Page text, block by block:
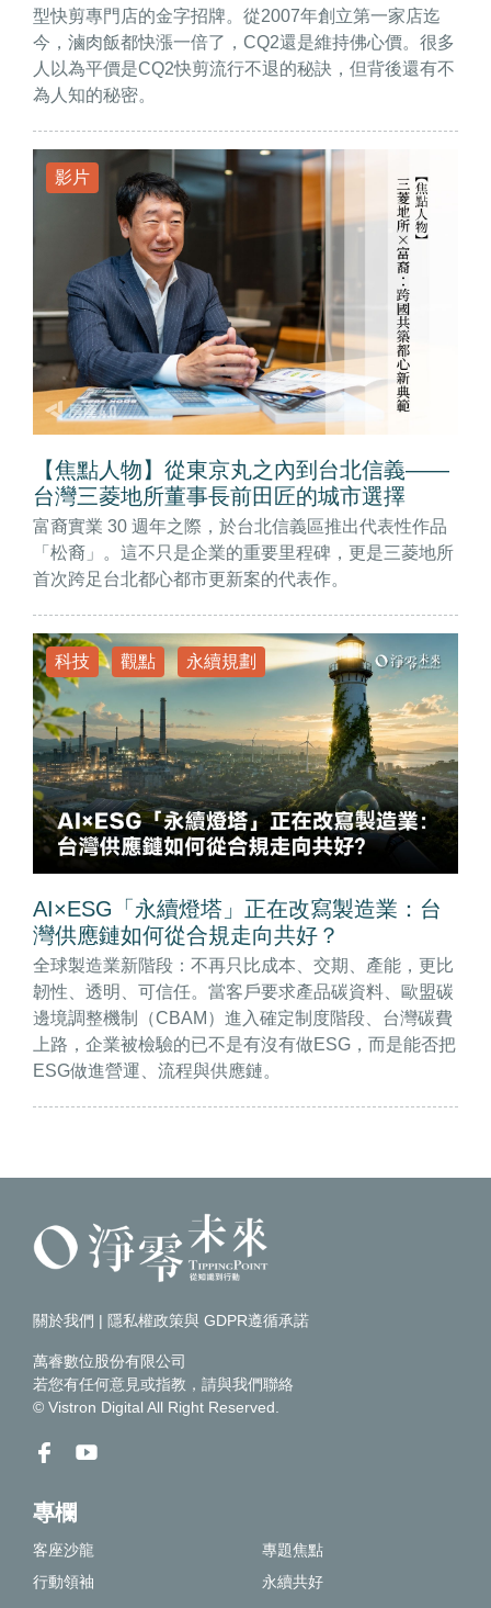
型快剪專門店的金字招牌。從2007年創立第一家店迄
今，滷肉飯都快漲一倍了，CQ2還是維持佛心價。很多
人以為平價是CQ2快剪流行不退的秘訣，但背後還有不
為人知的秘密。
影片
【焦點人物】從東京丸之內到台北信義——
台灣三菱地所董事長前田匠的城市選擇
富裔實業 30 週年之際，於台北信義區推出代表性作品
「松裔」。這不只是企業的重要里程碑，更是三菱地所
首次跨足台北都心都市更新案的代表作。
科技 觀點 永續規劃
AI×ESG「永續燈塔」正在改寫製造業：台
灣供應鏈如何從合規走向共好？
全球製造業新階段：不再只比成本、交期、產能，更比
韌性、透明、可信任。當客戶要求產品碳資料、歐盟碳
邊境調整機制（CBAM）進入確定制度階段、台灣碳費
上路，企業被檢驗的已不是有沒有做ESG，而是能否把
ESG做進營運、流程與供應鏈。
關於我們 | 隱私權政策與 GDPR遵循承諾
萬睿數位股份有限公司
若您有任何意見或指教，請與我們聯絡
© Vistron Digital All Right Reserved.
專欄
客座沙龍
專題焦點
行動領袖
永續共好